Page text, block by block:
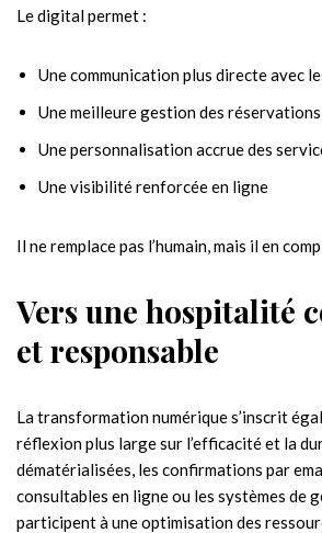
Le digital permet :
Une communication plus directe avec
Une meilleure gestion des réservations
Une personnalisation accrue des
Une visibilité renforcée en ligne
Il ne remplace pas l’humain, mais il en
Vers une hospitalité
et responsable
La transformation numérique s’inscrit
réflexion plus large sur l’efficacité et la
dématérialisées, les confirmations par
consultables en ligne ou les systèmes de
participent à une optimisation des